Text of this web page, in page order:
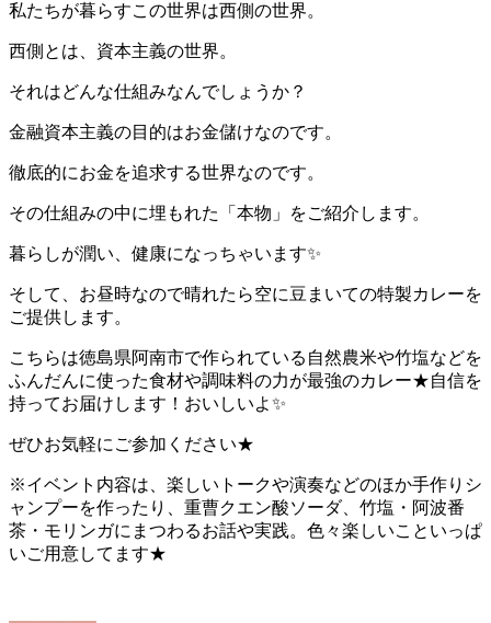
私たちが暮らすこの世界は西側の世界。
西側とは、資本主義の世界。
それはどんな仕組みなんでしょうか？
金融資本主義の目的はお金儲けなのです。
徹底的にお金を追求する世界なのです。
その仕組みの中に埋もれた「本物」をご紹介します。
暮らしが潤い、健康になっちゃいます✨
そして、お昼時なので晴れたら空に豆まいての特製カレーを
ご提供します。
こちらは徳島県阿南市で作られている自然農米や竹塩などを
ふんだんに使った食材や調味料の力が最強のカレー★自信を
持ってお届けします！おいしいよ✨
ぜひお気軽にご参加ください★
※イベント内容は、楽しいトークや演奏などのほか手作りシ
ャンプーを作ったり、重曹クエン酸ソーダ、竹塩・阿波番
茶・モリンガにまつわるお話や実践。色々楽しいこといっぱ
いご用意してます★